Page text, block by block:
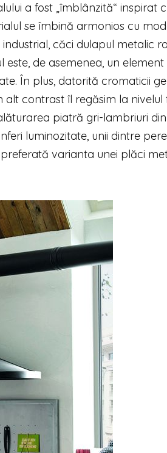
a fost „îmblânzită“ inspirat
se îmbină armonios cu
căci dulapul metalic
de asemenea, un
În plus, datorită cromaticii
alt contrast îl regăsim la nivelul
piatră gri-lambriuri
luminozitate, unii dintre
varianta unei plăci